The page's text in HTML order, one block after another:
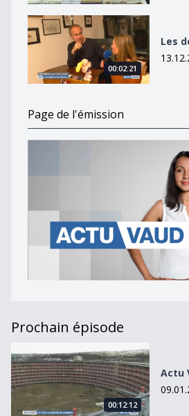
Les dédicaces d&#039;adieu
00:02:21
Les
Page de l'émission
Prochain épisode
Actu Vaud [S.2019][E.3]
00:12:12
Actu